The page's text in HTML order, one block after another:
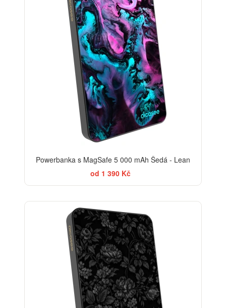
Powerbanka s MagSafe 5 000 mAh Šedá - Lean
od 1 390 Kč